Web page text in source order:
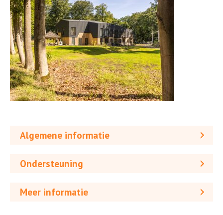
Algemene informatie
Ondersteuning
Meer informatie